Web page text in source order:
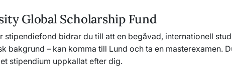
Global Scholarship Fund
stipendiefond bidrar du till att en begåvad, internationell
bakgrund – kan komma till Lund och ta en masterexamen.
stipendium uppkallat efter dig.